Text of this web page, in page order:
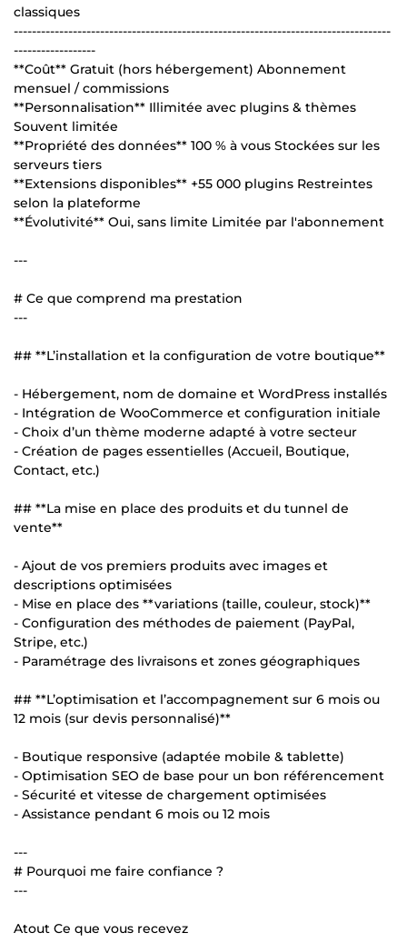
classiques
-----------------------------------------------------------------------------------
------------------
**Coût** Gratuit (hors hébergement) Abonnement
mensuel / commissions
**Personnalisation** Illimitée avec plugins & thèmes
Souvent limitée
**Propriété des données** 100 % à vous Stockées sur les
serveurs tiers
**Extensions disponibles** +55 000 plugins Restreintes
selon la plateforme
**Évolutivité** Oui, sans limite Limitée par l'abonnement
---
# Ce que comprend ma prestation
---
## **L’installation et la configuration de votre boutique**
- Hébergement, nom de domaine et WordPress installés
- Intégration de WooCommerce et configuration initiale
- Choix d’un thème moderne adapté à votre secteur
- Création de pages essentielles (Accueil, Boutique,
Contact, etc.)
## **La mise en place des produits et du tunnel de
vente**
- Ajout de vos premiers produits avec images et
descriptions optimisées
- Mise en place des **variations (taille, couleur, stock)**
- Configuration des méthodes de paiement (PayPal,
Stripe, etc.)
- Paramétrage des livraisons et zones géographiques
## **L’optimisation et l’accompagnement sur 6 mois ou
12 mois (sur devis personnalisé)**
- Boutique responsive (adaptée mobile & tablette)
- Optimisation SEO de base pour un bon référencement
- Sécurité et vitesse de chargement optimisées
- Assistance pendant 6 mois ou 12 mois
---
# Pourquoi me faire confiance ?
---
Atout Ce que vous recevez